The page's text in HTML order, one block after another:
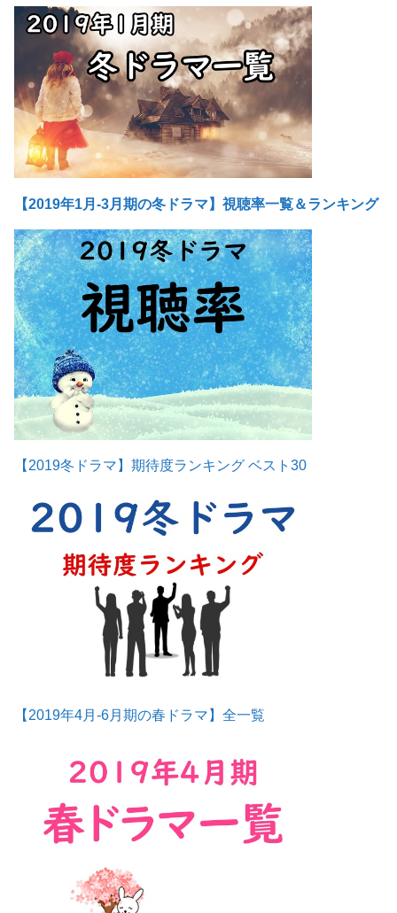
【2019年1月-3月期の冬ドラマ】視聴率一覧＆ランキング
【2019冬ドラマ】期待度ランキング ベスト30
【2019年4月-6月期の春ドラマ】全一覧